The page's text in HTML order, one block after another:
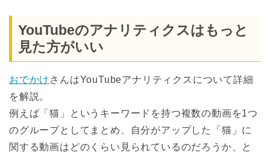
YouTubeのアナリティクスはもっと
見た方がいい
おでかけ さんはYouTubeアナリティクスについて詳細
を解説。
例えば「猫」というキーワードを持つ複数の動画を1つ
のグループとしてまとめ、自分がアップした「猫」に
関する動画はどのくらい見られているのだろうか、と